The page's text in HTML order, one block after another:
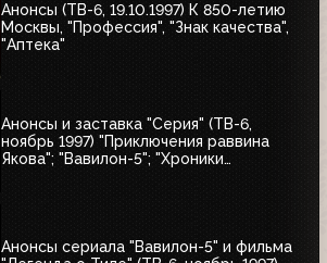
Анонсы (ТВ-6, 19.10.1997) К 850-летию
Москвы, "Профессия", "Знак качества",
"Аптека"
Анонсы и заставка "Серия" (ТВ-6,
ноябрь 1997) "Приключения раввина
Якова"; "Вавилон-5"; "Хроники
Анонсы сериала "Вавилон-5" и фильма